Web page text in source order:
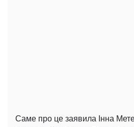
Саме про це заявила Інна